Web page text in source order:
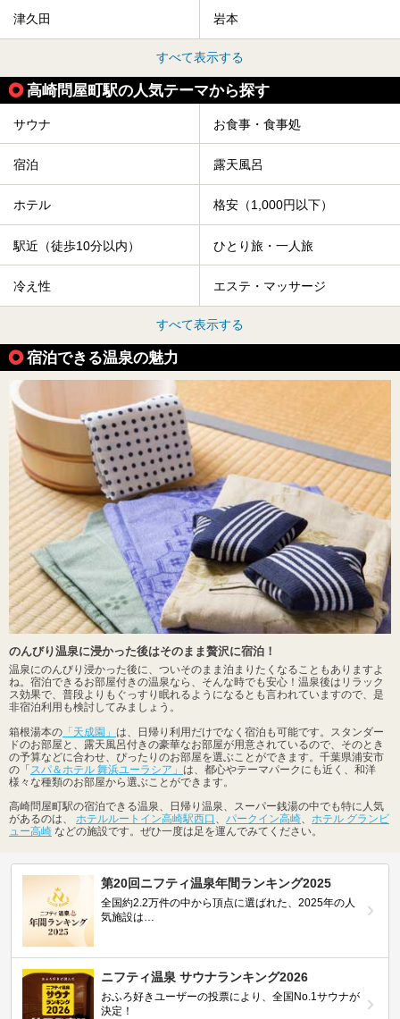
津久田 岩本
すべて表示する
高崎問屋町駅の人気テーマから探す
サウナ お食事・食事処
宿泊 露天風呂
ホテル 格安（1,000円以下）
駅近（徒歩10分以内） ひとり旅・一人旅
冷え性 エステ・マッサージ
すべて表示する
宿泊できる温泉の魅力
のんびり温泉に浸かった後はそのまま贅沢に宿泊！
温泉にのんびり浸かった後に、ついそのまま泊まりたくなることもありますよ
ね。宿泊できるお部屋付きの温泉なら、そんな時でも安心！温泉後はリラック
ス効果で、普段よりもぐっすり眠れるようになるとも言われていますので、是
非宿泊利用も検討してみましょう。
箱根湯本の 「天成園」 は、日帰り利用だけでなく宿泊も可能です。スタンダー
ドのお部屋と、露天風呂付きの豪華なお部屋が用意されているので、そのとき
の予算などに合わせ、ぴったりのお部屋を選ぶことができます。千葉県浦安市
の「スパ＆ホテル 舞浜ユーラシア」 は、都心やテーマパークにも近く、和洋
様々な種類のお部屋から選ぶことができます。
高崎問屋町駅の宿泊できる温泉、日帰り温泉、スーパー銭湯の中でも特に人気
があるのは、 ホテルルートイン高崎駅西口 、 パークイン高崎、 ホテル グランビ
ュー高崎 などの施設です。ぜひ一度は足を運んでみてください。
第20回ニフティ温泉年間ランキング2025
全国約2.2万件の中から頂点に選ばれた、2025年の人
気施設は…
ニフティ温泉 サウナランキング2026
おふろ好きユーザーの投票により、全国No.1サウナが
決定！